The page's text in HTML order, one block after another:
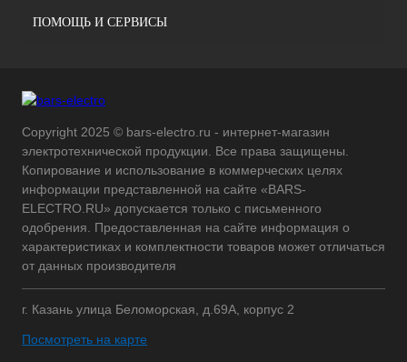
ПОМОЩЬ И СЕРВИСЫ
Copyright 2025 © bars-electro.ru - интернет-магазин
электротехнической продукции. Все права защищены.
Копирование и использование в коммерческих целях
информации представленной на сайте «BARS-
ELECTRO.RU» допускается только с письменного
одобрения. Предоставленная на сайте информация о
характеристиках и комплектности товаров может отличаться
от данных производителя
г. Казань улица Беломорская, д.69А, корпус 2
Посмотреть на карте